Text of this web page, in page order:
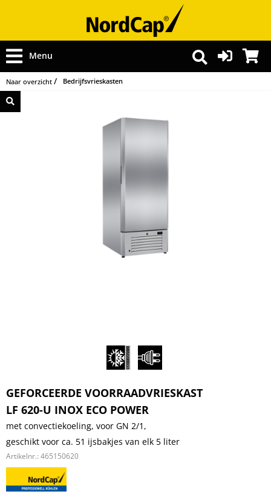
Menu
Naar overzicht Bedrijfsvrieskasten
GEFORCEERDE VOORRAADVRIESKAST
LF 620-U INOX ECO POWER
met convectiekoeling, voor GN 2/1,
geschikt voor ca. 51 ijsbakjes van elk 5 liter
Artikelnr.: 465150620